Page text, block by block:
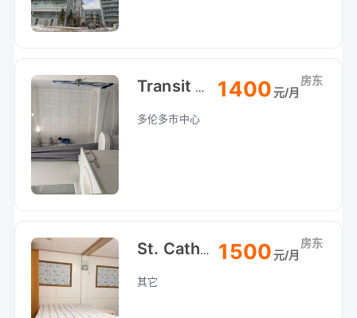
Transit Hub 无遮拦河景 高层三室两卫公寓招室友
多伦多市中心
1400元/月
房东
St. Catharines 圣凯瑟琳Pen附近House地下室整租：
其它
1500元/月
房东